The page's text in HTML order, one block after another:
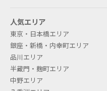
人気エリア
東京・日本橋エリア
銀座・新橋・内幸町エリア
品川エリア
半蔵門・麹町エリア
中野エリア